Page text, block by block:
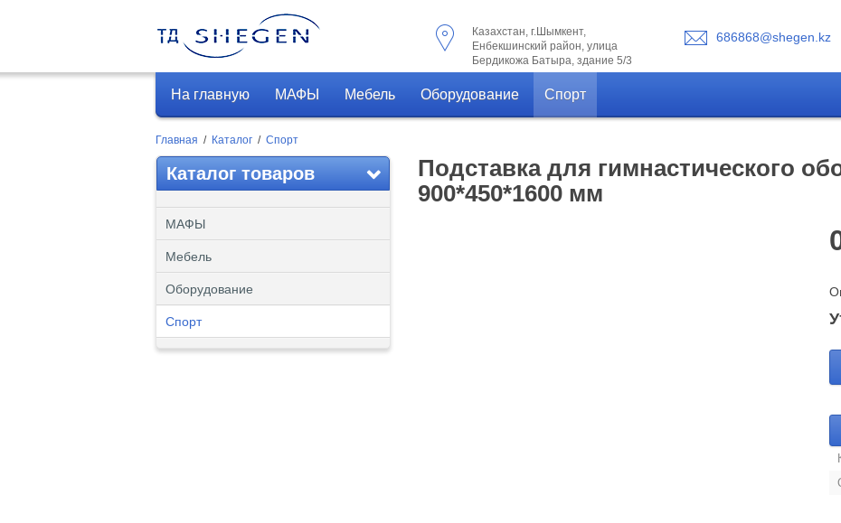
Казахстан, г.Шымкент,
Енбекшинский район, улица
Бердикожа Батыра, здание 5/3
686868@shegen.kz
На главную МАФЫ Мебель Оборудование Спорт
Главная / Каталог / Спорт
Каталог товаров
МАФЫ
Мебель
Оборудование
Спорт
Подставка для гимнастического
900*450*1600 мм